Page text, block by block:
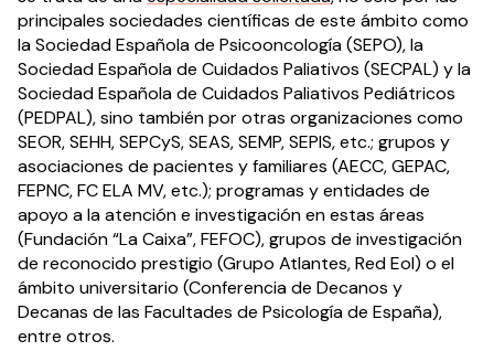
principales sociedades científicas de este ámbito como
la Sociedad Española de Psicooncología (SEPO), la
Sociedad Española de Cuidados Paliativos (SECPAL) y la
Sociedad Española de Cuidados Paliativos Pediátricos
(PEDPAL), sino también por otras organizaciones como
SEOR, SEHH, SEPCyS, SEAS, SEMP, SEPIS, etc.; grupos y
asociaciones de pacientes y familiares (AECC, GEPAC,
FEPNC, FC ELA MV, etc.); programas y entidades de
apoyo a la atención e investigación en estas áreas
(Fundación “La Caixa”, FEFOC), grupos de investigación
de reconocido prestigio (Grupo Atlantes, Red Eol) o el
ámbito universitario (Conferencia de Decanos y
Decanas de las Facultades de Psicología de España),
entre otros.